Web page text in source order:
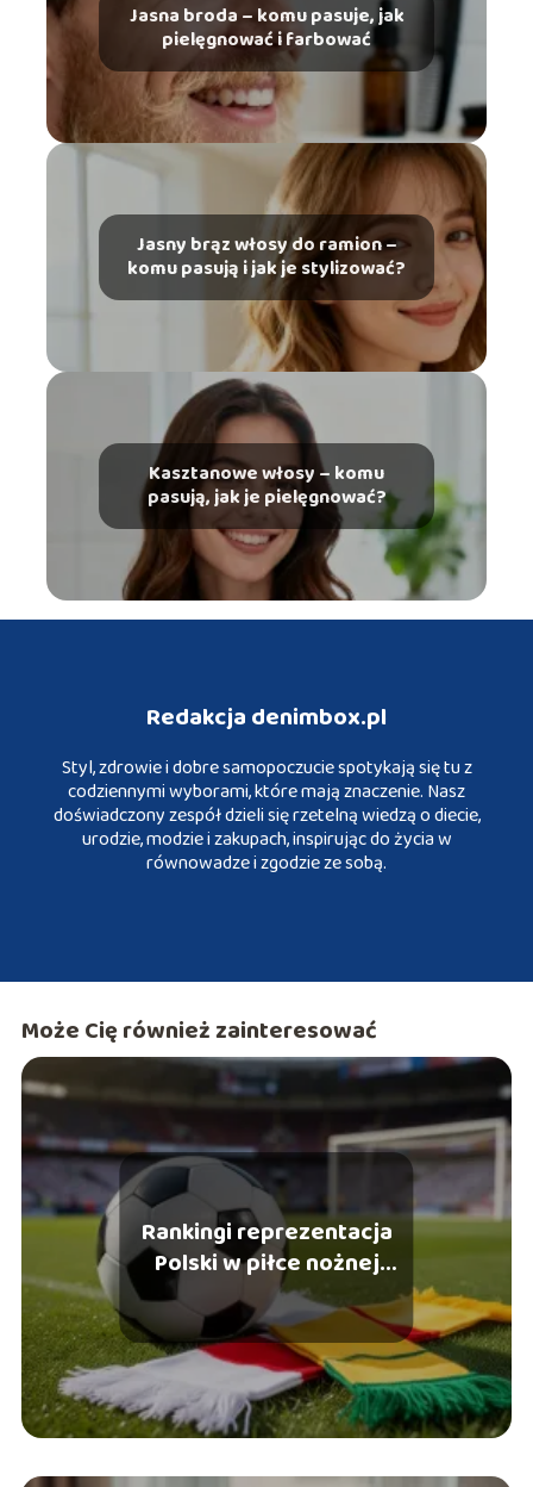
Jasna broda – komu pasuje, jak
pielęgnować i farbować
Jasny brąz włosy do ramion –
komu pasują i jak je stylizować?
Kasztanowe włosy – komu
pasują, jak je pielęgnować?
Redakcja denimbox.pl
Styl, zdrowie i dobre samopoczucie spotykają się tu z
codziennymi wyborami, które mają znaczenie. Nasz
doświadczony zespół dzieli się rzetelną wiedzą o diecie,
urodzie, modzie i zakupach, inspirując do życia w
równowadze i zgodzie ze sobą.
Może Cię również zainteresować
Rankingi reprezentacja
Polski w piłce nożnej
mężczyzn – reprezentacja
Litwy w piłce nożnej
mężczyzn